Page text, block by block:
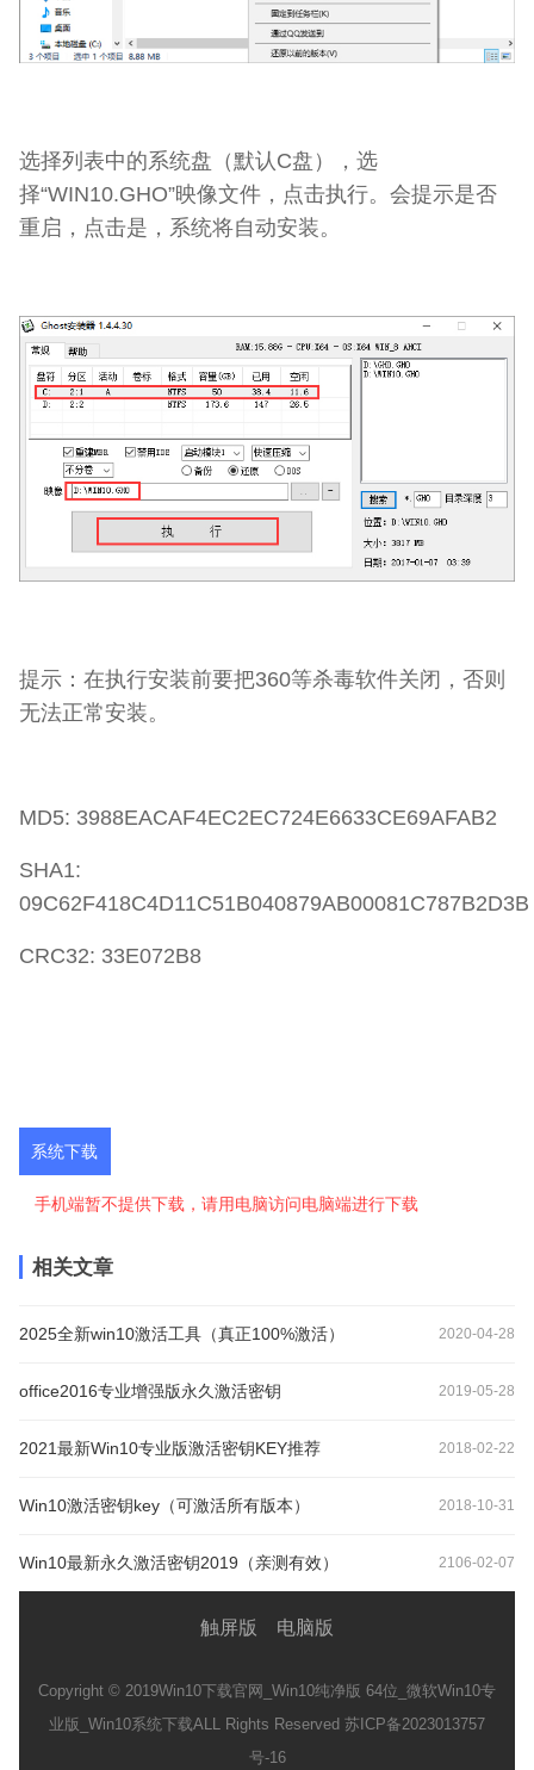
选择列表中的系统盘（默认C盘），选
择“WIN10.GHO”映像文件，点击执行。会提示是否
重启，点击是，系统将自动安装。
提示：在执行安装前要把360等杀毒软件关闭，否则
无法正常安装。
MD5: 3988EACAF4EC2EC724E6633CE69AFAB2
SHA1:
09C62F418C4D11C51B040879AB00081C787B2D3B
CRC32: 33E072B8
系统下载
手机端暂不提供下载，请用电脑访问电脑端进行下载
相关文章
2025全新win10激活工具（真正100%激活） 2020-04-28
office2016专业增强版永久激活密钥 2019-05-28
2021最新Win10专业版激活密钥KEY推荐 2018-02-22
Win10激活密钥key（可激活所有版本） 2018-10-31
Win10最新永久激活密钥2019（亲测有效） 2106-02-07
触屏版 电脑版
Copyright © 2019Win10下载官网_Win10纯净版 64位_微软Win10专
业版_Win10系统下载ALL Rights Reserved 苏ICP备2023013757
号-16